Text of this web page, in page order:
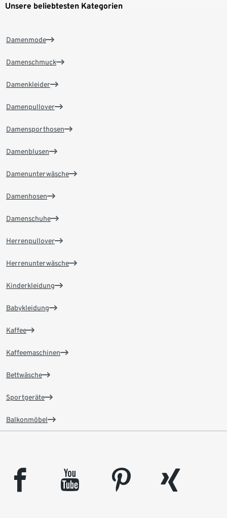
Unsere beliebtesten Kategorien
Damenmode
Damenschmuck
Damenkleider
Damenpullover
Damensporthosen
Damenblusen
Damenunterwäsche
Damenhosen
Damenschuhe
Herrenpullover
Herrenunterwäsche
Kinderkleidung
Babykleidung
Kaffee
Kaffeemaschinen
Bettwäsche
Sportgeräte
Balkonmöbel
facebook youtube pinterest
xing